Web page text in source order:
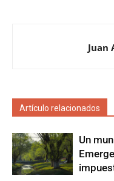
Juan
Artículo relacionados
Un